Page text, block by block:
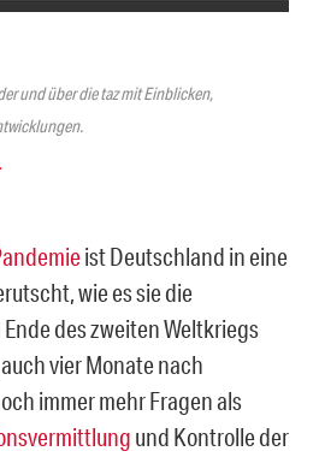
und über die taz mit Einblicken,
ist Deutschland in eine
wie es sie die
des zweiten Weltkriegs
vier Monate nach
immer mehr Fragen als
und Kontrolle der